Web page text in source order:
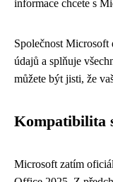
informace chcete s
Společnost Microsoft
údajů a splňuje
můžete být jisti, že
Kompatibilita
Microsoft zatím